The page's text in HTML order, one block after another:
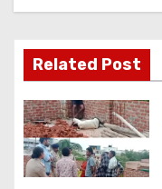
a
t
i
o
n
Related Post